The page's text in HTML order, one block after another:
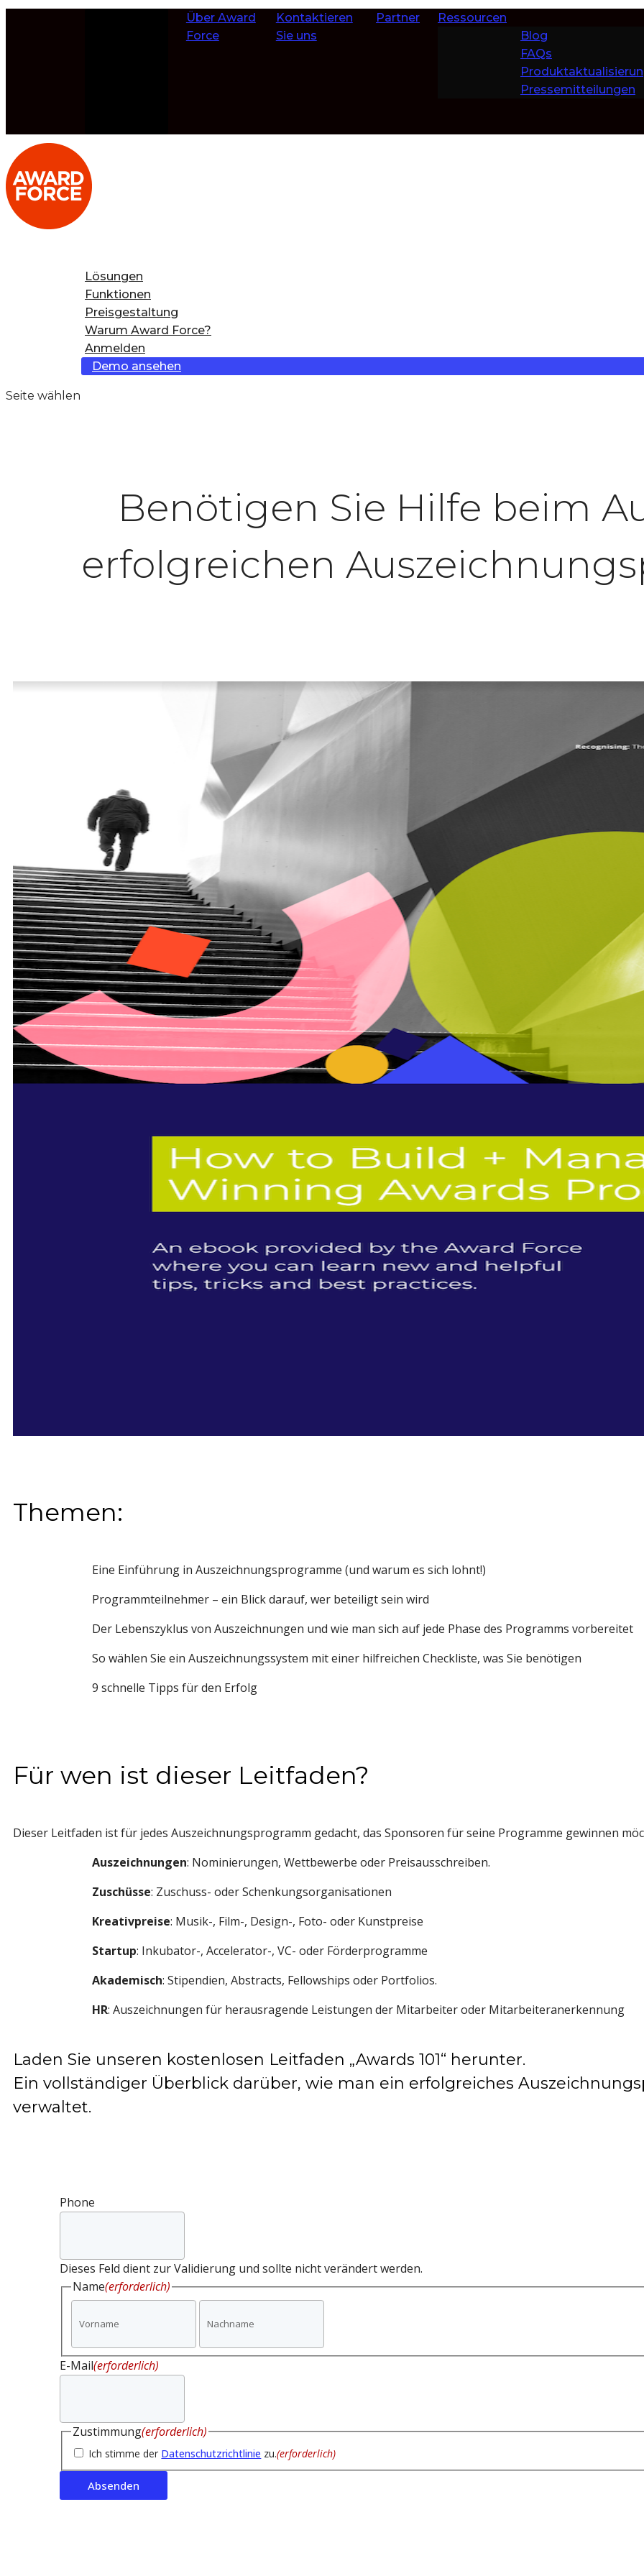
Über Award
Force
Kontaktieren
Sie uns
Partner
Ressourcen
Blog
FAQs
Pressemitteilungen
Lösungen
Funktionen
Preisgestaltung
Warum Award Force?
Anmelden
Demo ansehen
Seite wählen
Benötigen Sie Hilfe beim
erfolgreichen
Themen:
Eine Einführung in Auszeichnungsprogramme (und warum es sich lohnt!)
Programmteilnehmer – ein Blick darauf, wer beteiligt sein wird
Der Lebenszyklus von Auszeichnungen und wie man sich auf jede Phase des Programms vorbereitet
So wählen Sie ein Auszeichnungssystem mit einer hilfreichen Checkliste, was Sie benötigen
9 schnelle Tipps für den Erfolg
Für wen ist dieser Leitfaden?
Dieser Leitfaden ist für jedes Auszeichnungsprogramm gedacht, das Sponsoren für seine Programme gewinnen
Auszeichnungen: Nominierungen, Wettbewerbe oder Preisausschreiben.
Zuschüsse: Zuschuss- oder Schenkungsorganisationen
Kreativpreise: Musik-, Film-, Design-, Foto- oder Kunstpreise
Startup: Inkubator-, Accelerator-, VC- oder Förderprogramme
Akademisch: Stipendien, Abstracts, Fellowships oder Portfolios.
HR: Auszeichnungen für herausragende Leistungen der Mitarbeiter oder Mitarbeiteranerkennung
Laden Sie unseren kostenlosen Leitfaden „Awards 101“ herunter.
Ein vollständiger Überblick darüber, wie man ein erfolgreiches
verwaltet.
Phone
Dieses Feld dient zur Validierung und sollte nicht verändert werden.
Name(erforderlich)
E-Mail(erforderlich)
Zustimmung(erforderlich)
Ich stimme der Datenschutzrichtlinie zu.(erforderlich)